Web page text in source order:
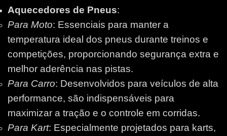
Aquecedores de Pneus:
Para Moto: Essenciais para manter a
temperatura ideal dos pneus durante treinos e
competições, proporcionando segurança extra e
melhor aderência nas pistas.
Para Carro: Desenvolvidos para veículos de alta
performance, são indispensáveis para
maximizar a tração e o controle em corridas.
Para Kart: Especialmente projetados para karts,